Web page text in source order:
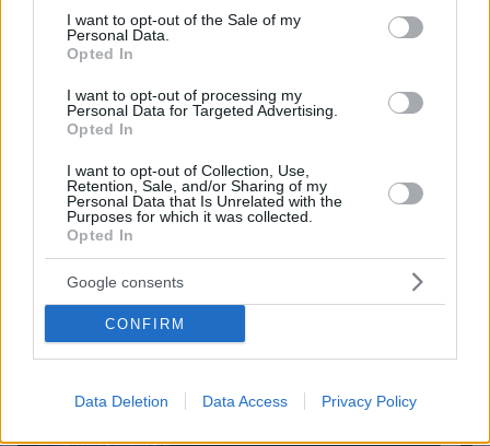
consent section.
I want to opt-out of the Sale of my
Personal Data.
Opted In
I want to opt-out of processing my
Personal Data for Targeted Advertising.
Opted In
I want to opt-out of Collection, Use,
Retention, Sale, and/or Sharing of my
Personal Data that Is Unrelated with the
Purposes for which it was collected.
Opted In
Google consents
CONFIRM
Data Deletion Data Access Privacy Policy